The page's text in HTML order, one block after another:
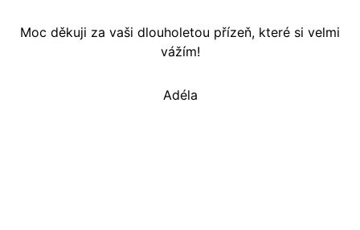
Moc děkuji za vaši dlouholetou přízeň, které si velmi
vážím!
Adéla